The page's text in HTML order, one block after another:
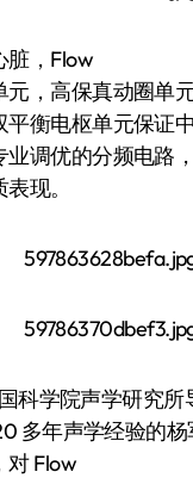
脏，Flow
元，高保真动圈单
平衡电枢单元保证
业调优的分频电路
现。
科学院声学研究
多年声学经验的杨
对 Flow